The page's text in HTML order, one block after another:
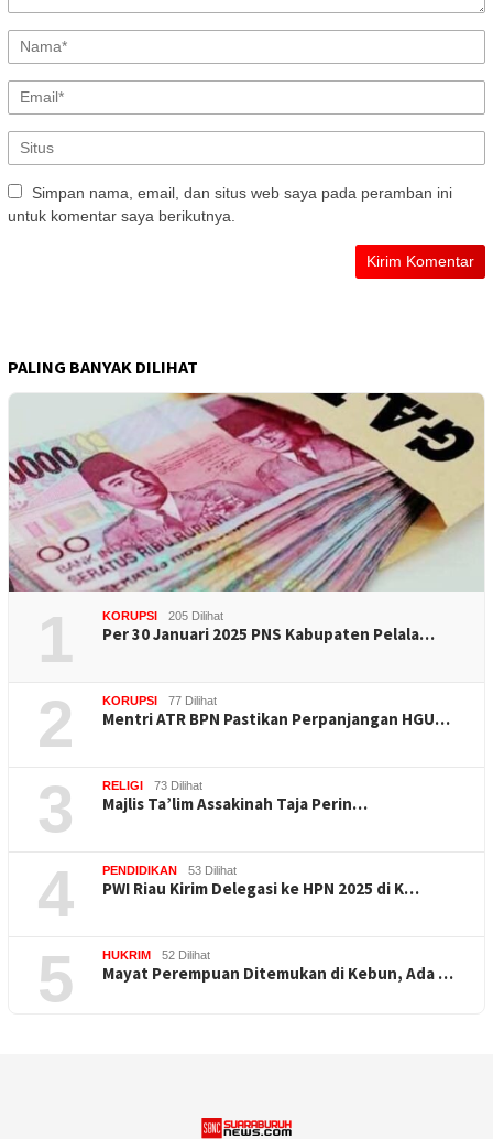
Simpan nama, email, dan situs web saya pada peramban ini
untuk komentar saya berikutnya.
PALING BANYAK DILIHAT
1 KORUPSI 205 Dilihat
Per 30 Januari 2025 PNS Kabupaten Pelala…
2 KORUPSI 77 Dilihat
Mentri ATR BPN Pastikan Perpanjangan HGU…
3 RELIGI 73 Dilihat
Majlis Ta’lim Assakinah Taja Perin…
4 PENDIDIKAN 53 Dilihat
PWI Riau Kirim Delegasi ke HPN 2025 di K…
5 HUKRIM 52 Dilihat
Mayat Perempuan Ditemukan di Kebun, Ada …